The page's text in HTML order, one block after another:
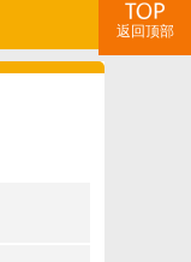
返回顶部